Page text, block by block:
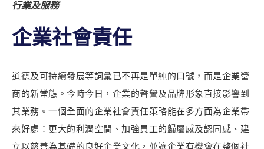
行業及服務
企業社會責任
道德及可持續發展等詞彙已不再是單純的口號，而是企業營
商的新常態。今時今日，企業的聲譽及品牌形象直接影響到
其業務。一個全面的企業社會責任策略能在多方面為企業帶
來好處：更大的利潤空間、加強員工的歸屬感及認同感、建
立以慈善為基礎的良好企業文化，並讓企業有機會在整個社